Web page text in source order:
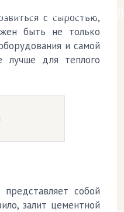
Ламинат
с сыростью,
быть не только
и самой
лучше для теплого
собой
залит цементной